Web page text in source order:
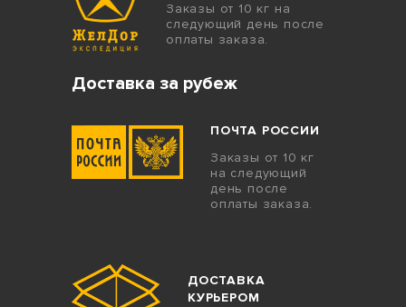
Заказы от 10 кг на
следующий день после
оплаты заказа.
Доставка за рубеж
ПОЧТА РОССИИ
Заказы от 10 кг
на следующий
день после
оплаты заказа.
ДОСТАВКА
КУРЬЕРОМ